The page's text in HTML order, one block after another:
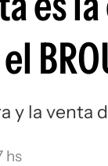
y la venta
hs